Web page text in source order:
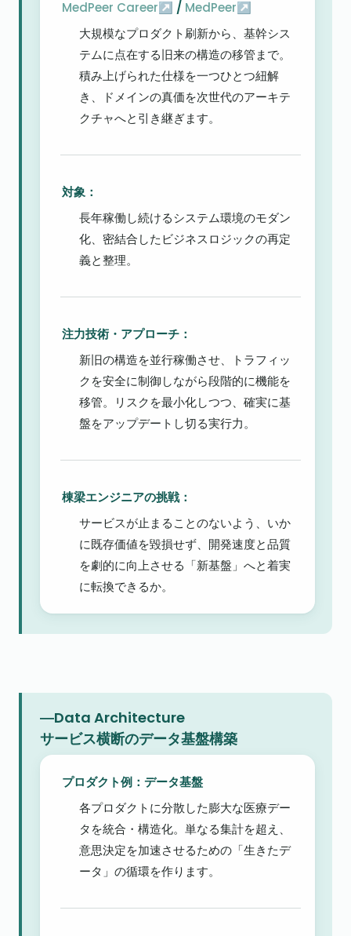
MedPeer Career↗ / MedPeer↗
大規模なプロダクト刷新から、基幹シス
テムに点在する旧来の構造の移管まで。
積み上げられた仕様を一つひとつ紐解
き、ドメインの真価を次世代のアーキテ
クチャへと引き継ぎます。
対象：
長年稼働し続けるシステム環境のモダン
化、密結合したビジネスロジックの再定
義と整理。
注力技術・アプローチ：
新旧の構造を並行稼働させ、トラフィッ
クを安全に制御しながら段階的に機能を
移管。リスクを最小化しつつ、確実に基
盤をアップデートし切る実行力。
棟梁エンジニアの挑戦：
サービスが止まることのないよう、いか
に既存価値を毀損せず、開発速度と品質
を劇的に向上させる「新基盤」へと着実
に転換できるか。
―Data Architecture
サービス横断のデータ基盤構築
プロダクト例：データ基盤
各プロダクトに分散した膨大な医療デー
タを統合・構造化。単なる集計を超え、
意思決定を加速させるための「生きたデ
ータ」の循環を作ります。